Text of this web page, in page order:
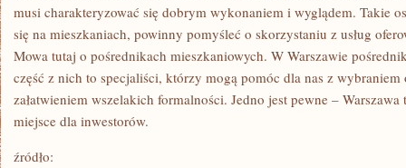
musi charakteryzować się dobrym wykonaniem i wyglądem. Takie
się na mieszkaniach, powinny pomyśleć o skorzystaniu z usług
Mowa tutaj o pośrednikach mieszkaniowych. W Warszawie
część z nich to specjaliści, którzy mogą pomóc dla nas z
załatwieniem wszelakich formalności. Jedno jest pewne –
miejsce dla inwestorów.
źródło: